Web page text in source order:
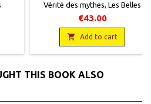
Vérité des mythes, Les Belles
Lettres, 2010, 15 x 21,5, 500
pages, broché. Neuf.
9782251324579
€43.00
 Add to cart
THIS BOOK ALSO